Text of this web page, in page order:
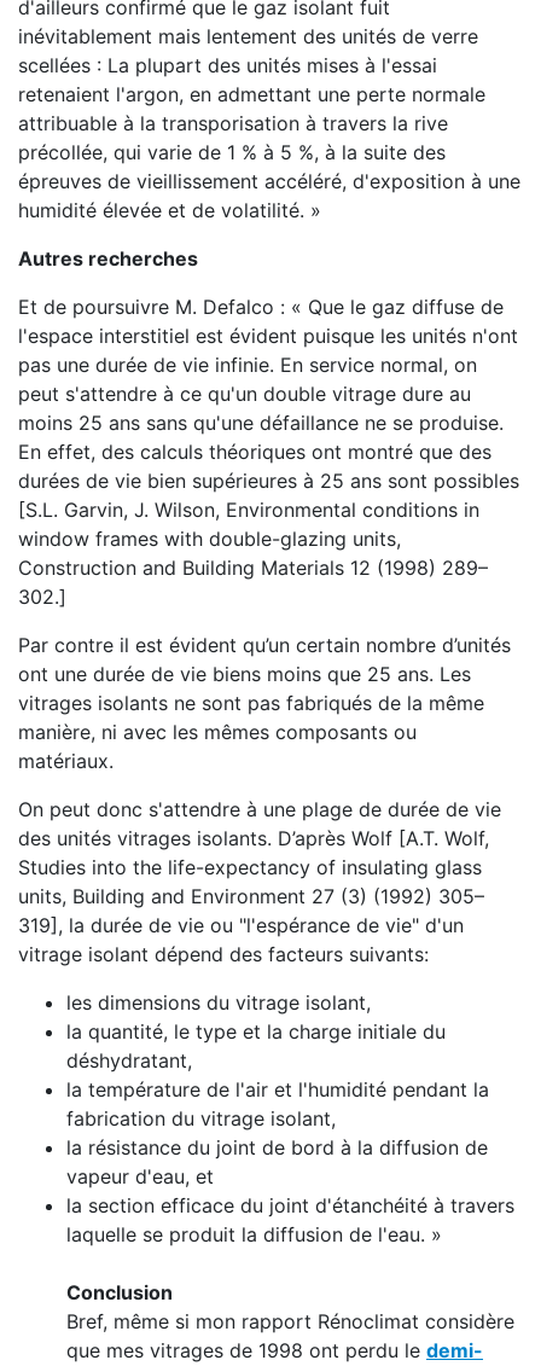
d'ailleurs confirmé que le gaz isolant fuit
inévitablement mais lentement des unités de verre
scellées : La plupart des unités mises à l'essai
retenaient l'argon, en admettant une perte normale
attribuable à la transporisation à travers la rive
précollée, qui varie de 1 % à 5 %, à la suite des
épreuves de vieillissement accéléré, d'exposition à une
humidité élevée et de volatilité. »
Autres recherches
Et de poursuivre M. Defalco : « Que le gaz diffuse de
l'espace interstitiel est évident puisque les unités n'ont
pas une durée de vie infinie. En service normal, on
peut s'attendre à ce qu'un double vitrage dure au
moins 25 ans sans qu'une défaillance ne se produise.
En effet, des calculs théoriques ont montré que des
durées de vie bien supérieures à 25 ans sont possibles
[S.L. Garvin, J. Wilson, Environmental conditions in
window frames with double-glazing units,
Construction and Building Materials 12 (1998) 289–
302.]
Par contre il est évident qu’un certain nombre d’unités
ont une durée de vie biens moins que 25 ans. Les
vitrages isolants ne sont pas fabriqués de la même
manière, ni avec les mêmes composants ou
matériaux.
On peut donc s'attendre à une plage de durée de vie
des unités vitrages isolants. D’après Wolf [A.T. Wolf,
Studies into the life-expectancy of insulating glass
units, Building and Environment 27 (3) (1992) 305–
319], la durée de vie ou "l'espérance de vie" d'un
vitrage isolant dépend des facteurs suivants:
les dimensions du vitrage isolant,
la quantité, le type et la charge initiale du
déshydratant,
la température de l'air et l'humidité pendant la
fabrication du vitrage isolant,
la résistance du joint de bord à la diffusion de
vapeur d'eau, et
la section efficace du joint d'étanchéité à travers
laquelle se produit la diffusion de l'eau. »
Conclusion
Bref, même si mon rapport Rénoclimat considère
que mes vitrages de 1998 ont perdu le demi-